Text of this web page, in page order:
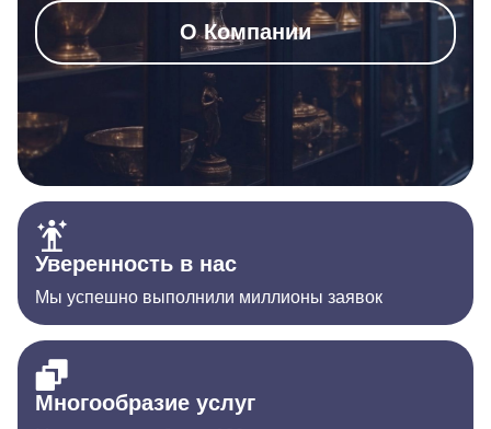
О Компании
Уверенность в нас
Мы успешно выполнили миллионы заявок
Многообразие услуг